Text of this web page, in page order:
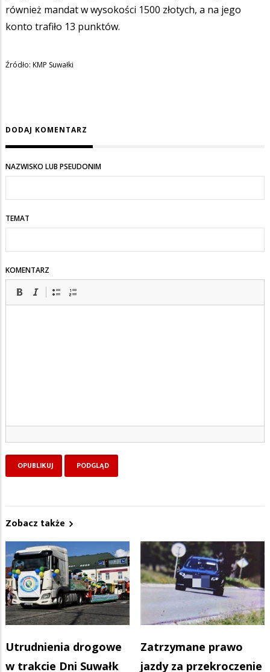
również mandat w wysokości 1500 złotych, a na jego
konto trafiło 13 punktów.
Źródło: KMP Suwałki
DODAJ KOMENTARZ
NAZWISKO LUB PSEUDONIM
TEMAT
KOMENTARZ
Zobacz także
Utrudnienia drogowe
w trakcie Dni Suwałk
Zatrzymane prawo
jazdy za przekroczenie